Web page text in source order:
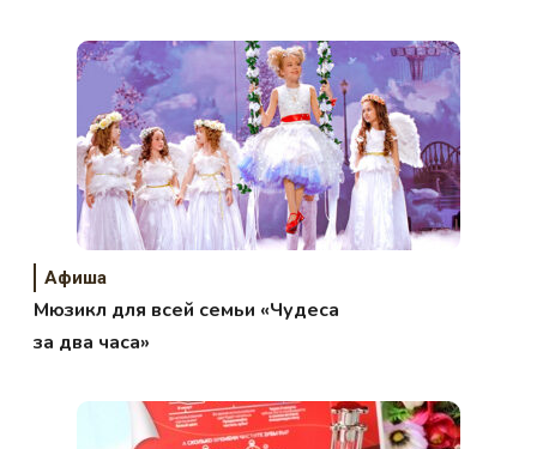
Афиша
Мюзикл для всей семьи «Чудеса
за два часа»